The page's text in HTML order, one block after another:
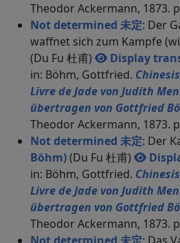
Theodor Ackermann, 1873.
Not determined 未定: Der
waffnet sich zum Kampfe
(Du Fu 杜甫)
Display
in: Böhm, Gottfried.
Livre de Jade von Judith
übertragen von Gottfried
Theodor Ackermann, 1873.
Not determined 未定: Der
Böhm)(Du Fu 杜甫)
in: Böhm, Gottfried.
Livre de Jade von Judith
übertragen von Gottfried
Theodor Ackermann, 1873.